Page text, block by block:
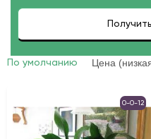
По умолчанию Цена
0-0-12